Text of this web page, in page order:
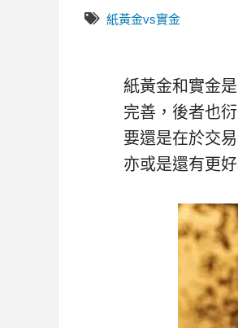
紙黃金vs實金
紙黃金和實金
完善，後者也
要還是在於交
亦或是還有更